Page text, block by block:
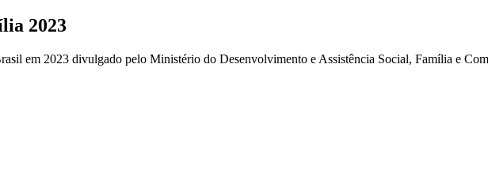
2023
em 2023 divulgado pelo Ministério do Desenvolvimento e Assistência Social, Família e